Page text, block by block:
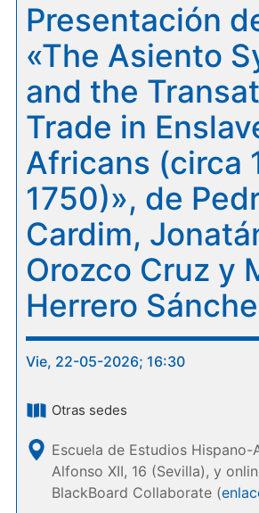
Presentación
«The Asiento
and the
Trade in
Africans (circa
1750)», de
Cardim,
Orozco Cruz y
Herrero
Vie, 22-05-2026; 16:30
Otras sedes
Escuela de Estudios Hispano-
Alfonso XII, 16 (Sevilla), y
BlackBoard Collaborate (